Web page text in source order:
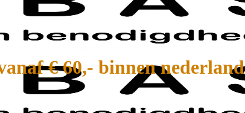
€ 60,- binnen nederland